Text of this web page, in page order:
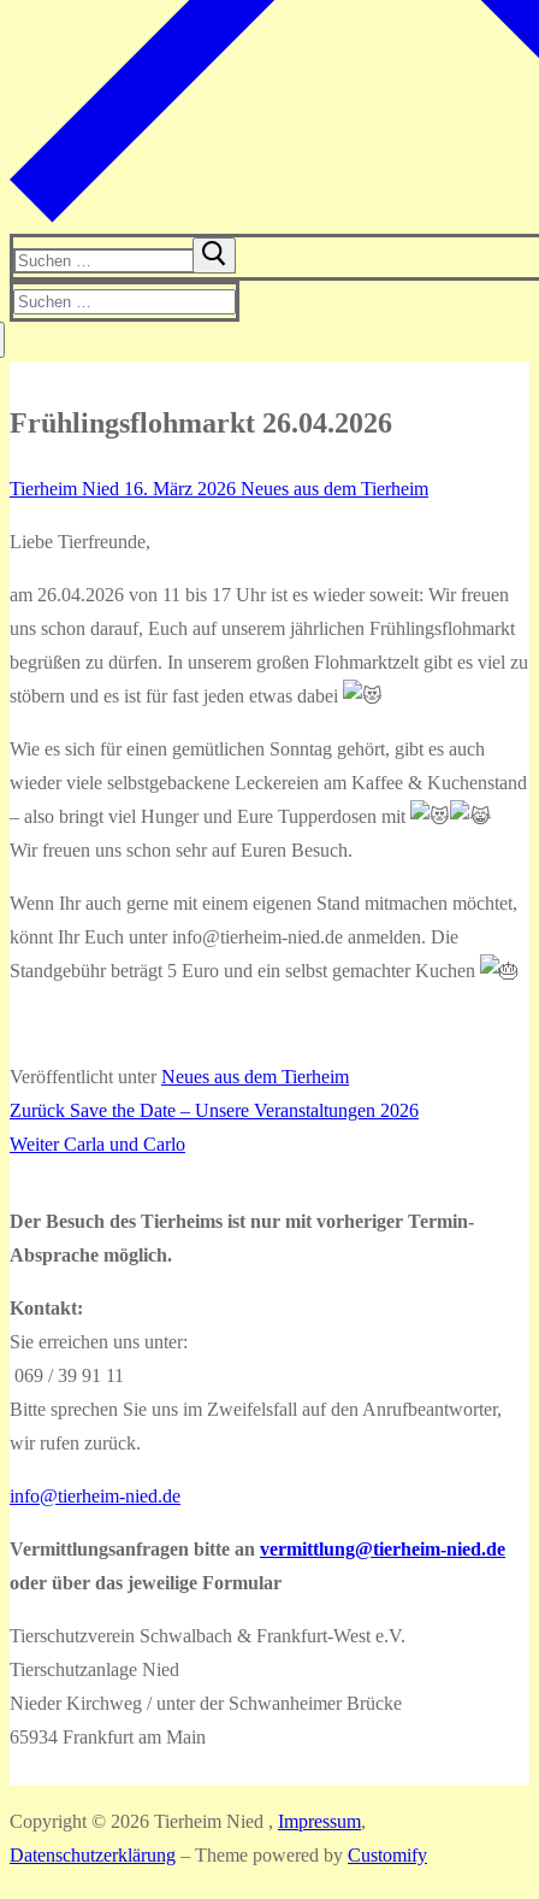
Suchen
nach:
Suchen
Frühlingsflohmarkt 26.04.2026
Tierheim Nied 16. März 2026 Neues aus dem Tierheim
Liebe Tierfreunde,
am 26.04.2026 von 11 bis 17 Uhr ist es wieder soweit: Wir freuen
uns schon darauf, Euch auf unserem jährlichen Frühlingsflohmarkt
begrüßen zu dürfen. In unserem großen Flohmarktzelt gibt es viel zu
stöbern und es ist für fast jeden etwas dabei
Wie es sich für einen gemütlichen Sonntag gehört, gibt es auch
wieder viele selbstgebackene Leckereien am Kaffee & Kuchenstand
– also bringt viel Hunger und Eure Tupperdosen mit
Wir freuen uns schon sehr auf Euren Besuch.
Wenn Ihr auch gerne mit einem eigenen Stand mitmachen möchtet,
könnt Ihr Euch unter info@tierheim-nied.de anmelden. Die
Standgebühr beträgt 5 Euro und ein selbst gemachter Kuchen
Veröffentlicht unterNeues aus dem Tierheim
Beitragsnavigation
Zurück Vorheriger
Beitrag:
Save the Date – Unsere Veranstaltungen 2026
Weiter Nächster
Carla und Carlo
Der Besuch des Tierheims ist nur mit vorheriger Termin-
Absprache möglich.
Kontakt:
Sie erreichen uns unter:
069 / 39 91 11
Bitte sprechen Sie uns im Zweifelsfall auf den Anrufbeantworter,
wir rufen zurück.
info@tierheim-nied.de
Vermittlungsanfragen bitte an vermittlung@tierheim-nied.de
oder über das jeweilige Formular
Tierschutzverein Schwalbach & Frankfurt-West e.V.
Tierschutzanlage Nied
Nieder Kirchweg / unter der Schwanheimer Brücke
65934 Frankfurt am Main
Copyright © 2026 Tierheim Nied , Impressum,
Datenschutzerklärung – Theme powered by Customify